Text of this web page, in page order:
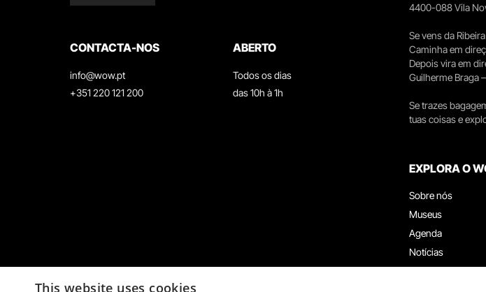
CONTACTA-NOS
info@wow.pt
+351 220 121 200
ABERTO
Todos os dias
das 10h à 1h
4400-088 Vila
Se vens da
Caminha em
Depois vira em
Guilherme Braga
Se trazes
tuas coisas e
EXPLORA O
Sobre nós
Museus
Agenda
Notícias
Restaurantes
This website uses cookies